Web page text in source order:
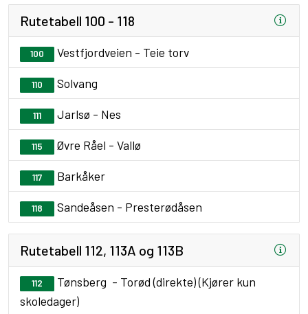
Rutetabell 100 - 118
100 Vestfjordveien - Teie torv
110 Solvang
111 Jarlsø - Nes
115 Øvre Råel - Vallø
117 Barkåker
118 Sandeåsen - Presterødåsen
Rutetabell 112, 113A og 113B
112
Tønsberg - Torød (direkte) (Kjører kun
skoledager)